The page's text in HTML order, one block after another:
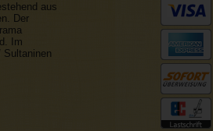
aus
Der
Im
Sultaninen